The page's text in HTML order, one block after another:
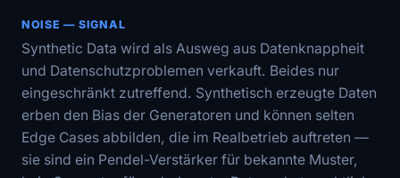
NOISE — SIGNAL
Synthetic Data wird als Ausweg aus Datenknappheit
und Datenschutzproblemen verkauft. Beides nur
eingeschränkt zutreffend. Synthetisch erzeugte Daten
erben den Bias der Generatoren und können selten
Edge Cases abbilden, die im Realbetrieb auftreten —
sie sind ein Pendel-Verstärker für bekannte Muster,